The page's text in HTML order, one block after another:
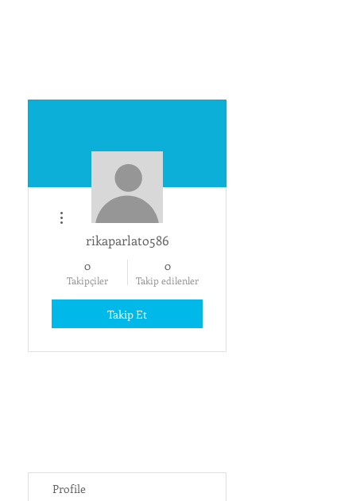
rikaparlato586
0
Takipçiler
0
Takip edilenler
Takip Et
Diğer Eylemler
Profile